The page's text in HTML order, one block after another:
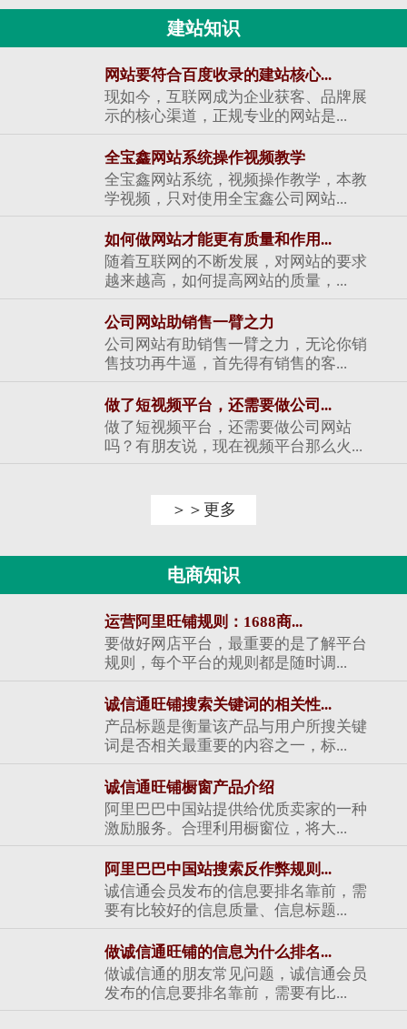
建站知识
网站要符合百度收录的建站核心...
现如今，互联网成为企业获客、品牌展
示的核心渠道，正规专业的网站是...
全宝鑫网站系统操作视频教学
全宝鑫网站系统，视频操作教学，本教
学视频，只对使用全宝鑫公司网站...
如何做网站才能更有质量和作用...
随着互联网的不断发展，对网站的要求
越来越高，如何提高网站的质量，...
公司网站助销售一臂之力
公司网站有助销售一臂之力，无论你销
售技功再牛逼，首先得有销售的客...
做了短视频平台，还需要做公司...
做了短视频平台，还需要做公司网站
吗？有朋友说，现在视频平台那么火...
＞＞更多
电商知识
运营阿里旺铺规则：1688商...
要做好网店平台，最重要的是了解平台
规则，每个平台的规则都是随时调...
诚信通旺铺搜索关键词的相关性...
产品标题是衡量该产品与用户所搜关键
词是否相关最重要的内容之一，标...
诚信通旺铺橱窗产品介绍
阿里巴巴中国站提供给优质卖家的一种
激励服务。合理利用橱窗位，将大...
阿里巴巴中国站搜索反作弊规则...
诚信通会员发布的信息要排名靠前，需
要有比较好的信息质量、信息标题...
做诚信通旺铺的信息为什么排名...
做诚信通的朋友常见问题，诚信通会员
发布的信息要排名靠前，需要有比...